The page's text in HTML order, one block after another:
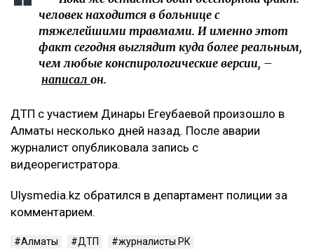
человек находится в больнице с
тяжелейшими травмами. И именно этот
факт сегодня выглядит куда более реальным,
чем любые конспирологические версии, –
написал он.
ДТП с участием Динары Егеубаевой произошло в
Алматы несколько дней назад. После аварии
журналист опубликовала запись с
видеорегистратора.
Ulysmedia.kz обратился в департамент полиции за
комментарием.
Алматы ДТП
журналисты РК